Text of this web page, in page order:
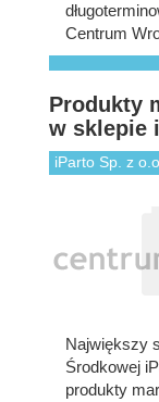
Centrum
Produkty
w sklepie
iParto Sp. z o.o.
Największy
Środkowej
produkty